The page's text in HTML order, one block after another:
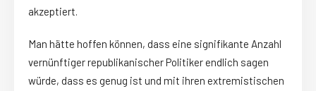
akzeptiert.
Man hätte hoffen können, dass eine signifikante Anzahl
vernünftiger republikanischer Politiker endlich sagen
würde, dass es genug ist und mit ihren extremistischen